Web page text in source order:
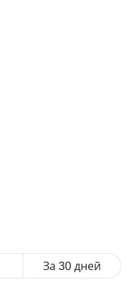
За 30 дней